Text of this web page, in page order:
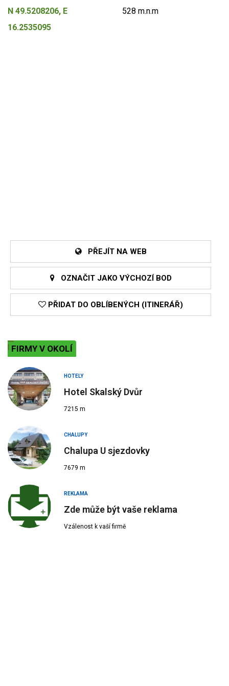
N 49.5208206, E
16.2535095
528 m.n.m
PŘEJÍT NA WEB
OZNAČIT JAKO VÝCHOZÍ BOD
PŘIDAT DO OBLÍBENÝCH (ITINERÁŘ)
FIRMY V OKOLÍ
HOTELY
Hotel Skalský Dvůr
7215 m
CHALUPY
Chalupa U sjezdovky
7679 m
REKLAMA
Zde může být vaše reklama
Vzálenost k vaší firmě